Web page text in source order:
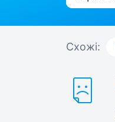
Схожі: